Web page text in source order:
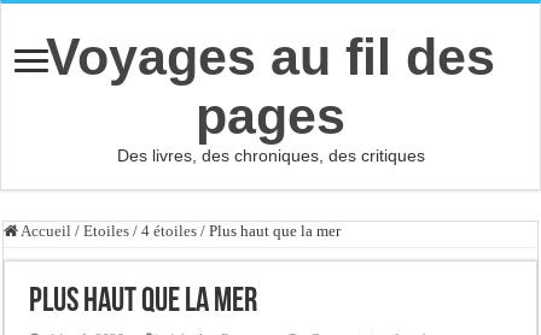
Voyages au fil des
pages
Des livres, des chroniques, des critiques
Accueil / Etoiles / 4 étoiles / Plus haut que la mer
Plus haut que la mer